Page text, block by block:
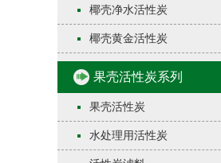
椰壳净水活性炭
椰壳黄金活性炭
果壳活性炭系列
果壳活性炭
水处理用活性炭